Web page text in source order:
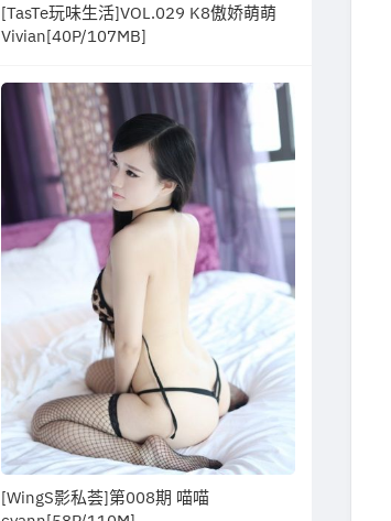
[TasTe玩味生活]VOL.029 K8傲娇萌萌
Vivian[40P/107MB]
[WingS影私荟]第008期 喵喵